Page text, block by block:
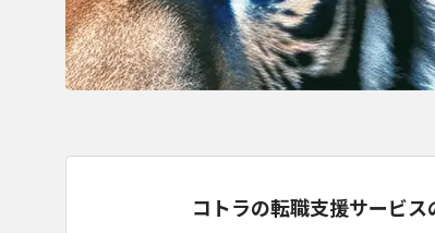
コトラの転職支援サービス